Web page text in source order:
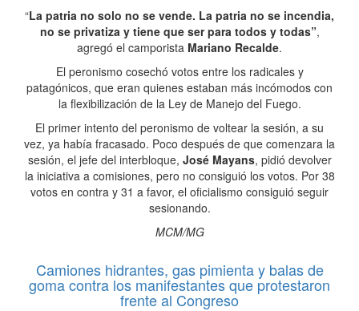
“La patria no solo no se vende. La patria no se incendia,
no se privatiza y tiene que ser para todos y todas”,
agregó el camporista Mariano Recalde.
El peronismo cosechó votos entre los radicales y
patagónicos, que eran quienes estaban más incómodos con
la flexibilización de la Ley de Manejo del Fuego.
El primer intento del peronismo de voltear la sesión, a su
vez, ya había fracasado. Poco después de que comenzara la
sesión, el jefe del interbloque, José Mayans, pidió devolver
la iniciativa a comisiones, pero no consiguió los votos. Por 38
votos en contra y 31 a favor, el oficialismo consiguió seguir
sesionando.
MCM/MG
Camiones hidrantes, gas pimienta y balas de
goma contra los manifestantes que protestaron
frente al Congreso